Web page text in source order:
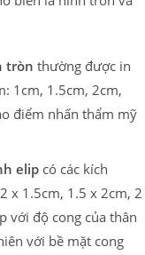
tròn thường được in
1cm, 1.5cm, 2cm,
điểm nhấn thẩm mỹ
elip có các kích
x 1.5cm, 1.5 x 2cm, 2
với độ cong của thân
với bề mặt cong